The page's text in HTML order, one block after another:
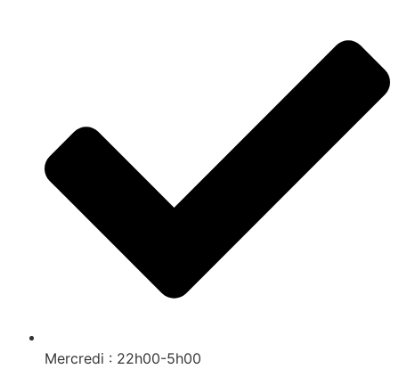
Mercredi : 22h00-5h00